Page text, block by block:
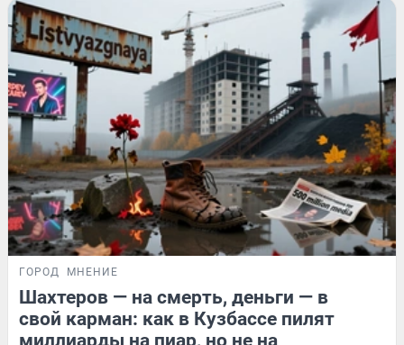
ГОРОД МНЕНИЕ
Шахтеров — на смерть, деньги — в
свой карман: как в Кузбассе пилят
миллиарды на пиар, но не на